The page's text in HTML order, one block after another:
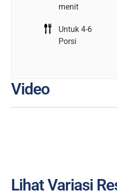
menit
Untuk 4-6
Porsi
Video
Lihat Variasi